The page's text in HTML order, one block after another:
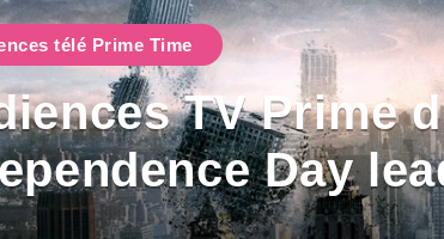
télé Prime Time
TV Prime
Day